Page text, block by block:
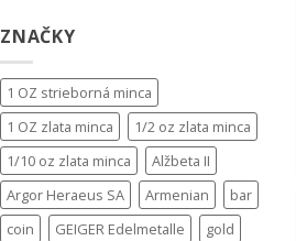
ZNAČKY
1 OZ strieborná minca
1 OZ zlata minca
1/2 oz zlata minca
1/10 oz zlata minca
Alžbeta II
Argor Heraeus SA
Armenian
bar
coin
GEIGER Edelmetalle
gold